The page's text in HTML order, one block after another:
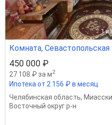
1
Комната, Севастопольская
450 000 ₽
27 108 ₽ за м2
Ипотека от 2 156 ₽ в месяц
Челябинская область,
Восточный округ р-н